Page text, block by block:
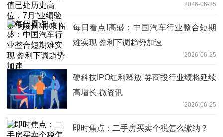
2026-06-25
每日看点!高盛：中国汽车行业整合短期
难实现 盈利下调趋势加速
2026-06-25
硬科技IPO红利释放 券商投行业绩将延续
高增长-微资讯
2026-06-25
即时焦点：二手房买卖个税怎么缴纳？